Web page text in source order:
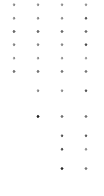
* * * *
* * *
*
* * *
*
* * *
*
* * * *
* * * *
* *
*
* * *
* *
* *
* *